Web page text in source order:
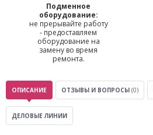
Подменное
оборудование:
не прерывайте работу
- предоставляем
оборудование на
замену во время
ремонта.
ОПИСАНИЕ ОТЗЫВЫ И ВОПРОСЫ (0)
ДЕЛОВЫЕ ЛИНИИ